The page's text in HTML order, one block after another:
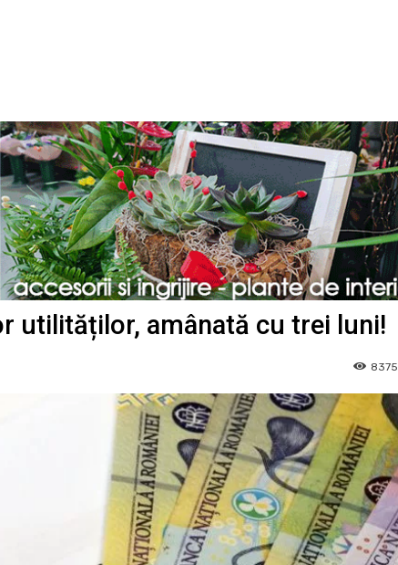
utilităților, amânată cu trei luni!
8375